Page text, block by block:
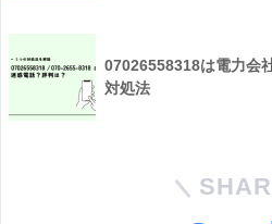
07026558318は電力会
対処法